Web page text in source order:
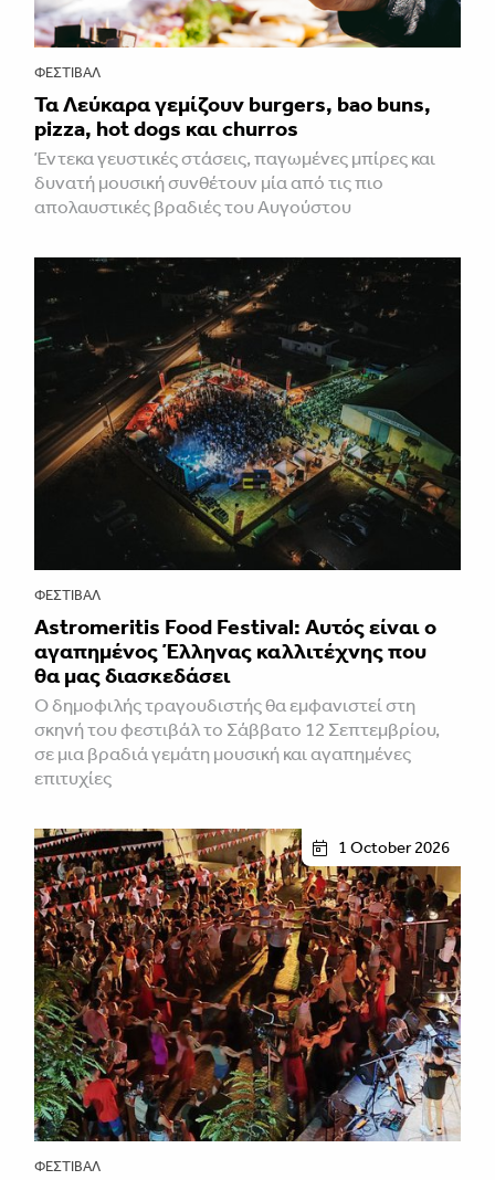
ΦΕΣΤΙΒΑΛ
Τα Λεύκαρα γεμίζουν burgers, bao buns,
pizza, hot dogs και churros
Έντεκα γευστικές στάσεις, παγωμένες μπίρες και
δυνατή μουσική συνθέτουν μία από τις πιο
απολαυστικές βραδιές του Αυγούστου
ΦΕΣΤΙΒΑΛ
Astromeritis Food Festival: Αυτός είναι ο
αγαπημένος Έλληνας καλλιτέχνης που
θα μας διασκεδάσει
Ο δημοφιλής τραγουδιστής θα εμφανιστεί στη
σκηνή του φεστιβάλ το Σάββατο 12 Σεπτεμβρίου,
σε μια βραδιά γεμάτη μουσική και αγαπημένες
επιτυχίες
1 October 2026
ΦΕΣΤΙΒΑΛ